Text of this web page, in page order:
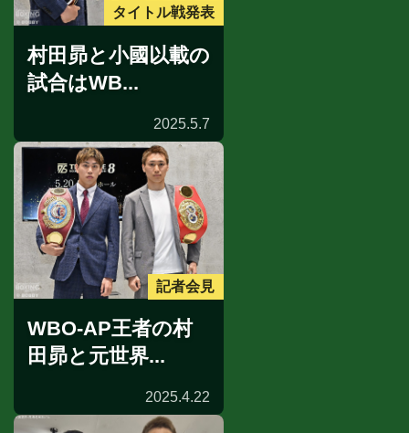
タイトル戦発表
村田昴と小國以載の
試合はWB...
2025.5.7
記者会見
WBO-AP王者の村
田昴と元世界...
2025.4.22